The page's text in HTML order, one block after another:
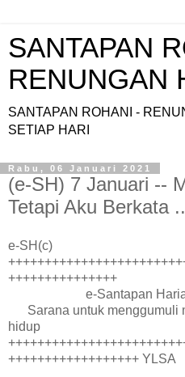
SANTAPAN
RENUNGAN
SANTAPAN ROHANI -
SETIAP HARI
Rabu, 06 Januari 2021
(e-SH) 7 Januari --
Tetapi Aku Berkata
e-SH(c)
+++++++++++++++
e-Santapan
Sarana untuk menggumuli
hidup
++++++++++++++++++ YLSA